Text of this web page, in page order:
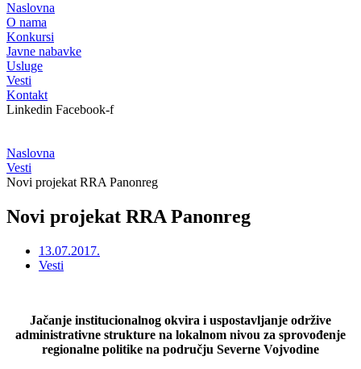
Naslovna
O nama
Konkursi
Javne nabavke
Usluge
Vesti
Kontakt
Linkedin Facebook-f
Naslovna
Vesti
Novi projekat RRA Panonreg
Novi projekat RRA Panonreg
13.07.2017.
Vesti
Jačanje institucionalnog okvira i uspostavljanje održive
administrativne strukture na lokalnom nivou za sprovođenje
regionalne politike na području Severne Vojvodine